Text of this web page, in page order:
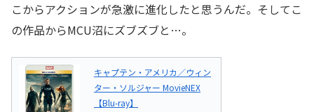
こからアクションが急激に進化したと思うんだ。そしてこ
の作品からMCU沼にズブズブと…。
キャプテン・アメリカ／ウィン
ター・ソルジャー MovieNEX
【Blu-ray】